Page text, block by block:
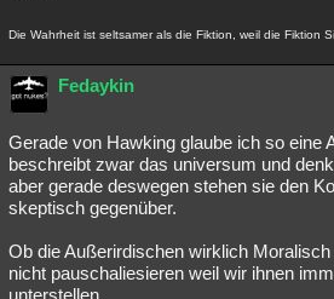
Die Wahrheit ist seltsamer als die Fiktion, weil die Fiktion
Fedaykin
Gerade von Hawking glaube ich so eine
beschreibt zwar das universum und
aber gerade deswegen stehen sie den
skeptisch gegenüber.
Ob die Außerirdischen wirklich
nicht pauschaliesieren weil wir ihnen
unterstellen.